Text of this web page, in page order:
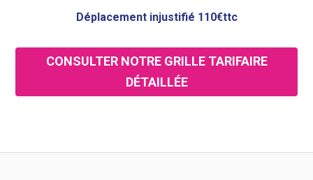
Déplacement injustifié 110€ttc
CONSULTER NOTRE GRILLE TARIFAIRE
DÉTAILLÉE